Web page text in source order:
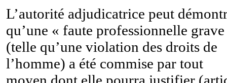
L’autorité adjudicatrice peut
qu’une « faute professionnelle
(telle qu’une violation des droits de
l’homme) a été commise par tout